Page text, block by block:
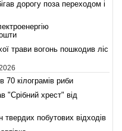
дорогу поза переходом і
трави вогонь пошкодив ліс
70 кілограмів риби
"Срібний хрест" від
твердих побутових відходів